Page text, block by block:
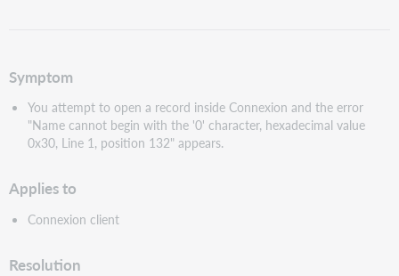
Symptom
You attempt to open a record inside Connexion and the error
"Name cannot begin with the '0' character, hexadecimal value
0x30, Line 1, position 132" appears.
Applies to
Connexion client
Resolution